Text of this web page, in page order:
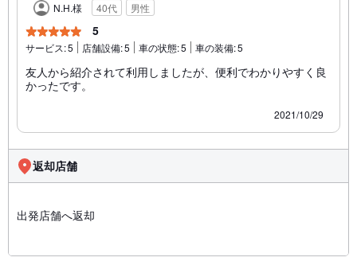
N.H.様 40代 男性
5
サービス:5 店舗設備:5 車の状態:5 車の装備:5
友人から紹介されて利用しましたが、便利でわかりやすく良
かったです。
2021/10/29
返却店舗
出発店舗へ返却